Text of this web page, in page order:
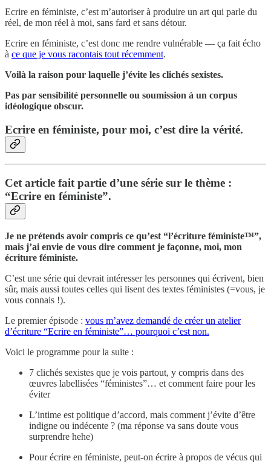
Ecrire en féministe, c’est m’autoriser à produire un art qui parle du
réel, de mon réel à moi, sans fard et sans détour.
Ecrire en féministe, c’est donc me rendre vulnérable — ça fait écho
à ce que je vous racontais tout récemment.
Voilà la raison pour laquelle j’évite les clichés sexistes.
Pas par sensibilité personnelle ou soumission à un corpus
idéologique obscur.
Ecrire en féministe, pour moi, c’est dire la vérité.
Cet article fait partie d’une série sur le thème :
“Ecrire en féministe”.
Je ne prétends avoir compris ce qu’est “l’écriture féministe™”,
mais j’ai envie de vous dire comment je façonne, moi, mon
écriture féministe.
C’est une série qui devrait intéresser les personnes qui écrivent, bien
sûr, mais aussi toutes celles qui lisent des textes féministes (=vous, je
vous connais !).
Le premier épisode : vous m’avez demandé de créer un atelier
d’écriture “Ecrire en féministe”… pourquoi c’est non.
Voici le programme pour la suite :
7 clichés sexistes que je vois partout, y compris dans des
œuvres labellisées “féministes”… et comment faire pour les
éviter
L’intime est politique d’accord, mais comment j’évite d’être
indigne ou indécente ? (ma réponse va sans doute vous
surprendre hehe)
Pour écrire en féministe, peut-on écrire à propos de vécus qui